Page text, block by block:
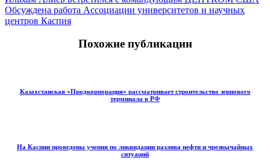
Обсуждена работа Ассоциации университетов и научных
центров Каспия
Похожие публикации
Казахстанская «Продкорпорация» рассматривает строительство зернового
терминала в РФ
На Каспии проведены учения по ликвидации разлива нефти и чрезвычайных
ситуаций